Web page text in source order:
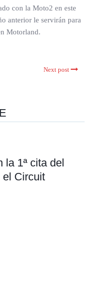
con la Moto2 en este
anterior le servirán para
Motorland.
Next post
la 1ª cita del
el Circuit